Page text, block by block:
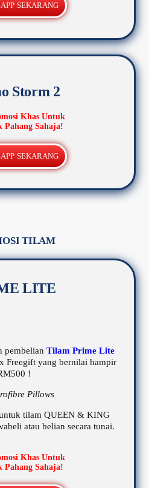
SEKARANG
Storm 2
Khas Untuk
Pahang Sahaja!
SEKARANG
TILAM
LITE
pembelian Tilam Prime Lite
Freegift yang bernilai hampir
!
Pillows
tilam QUEEN & KING
atau belian secara tunai.
Khas Untuk
Pahang Sahaja!